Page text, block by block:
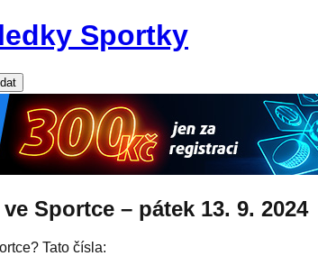
Sportky
Sportce – pátek 13. 9. 2024
Tato čísla: